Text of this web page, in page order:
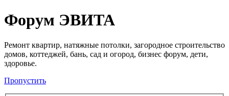
Регистрация
Форум ЭВИТА
Ремонт квартир, натяжные потолки, загородное строительство
домов, коттеджей, бань, сад и огород, бизнес форум, дети,
здоровье.
Пропустить